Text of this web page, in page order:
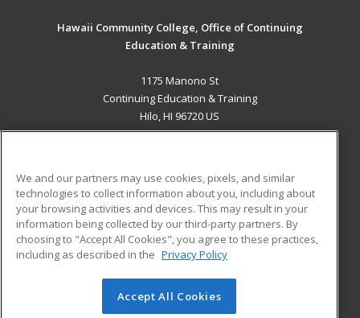
Hawaii Community College, Office of Continuing
Education & Training
1175 Manono St
Continuing Education & Training
Hilo, HI 96720 US
ADDITIONAL RESOURCES
Military
Financial Assistance
Help
Student Blog
© 2026 ed2go, a division of Cengage Learning. All rights
We and our partners may use cookies, pixels, and similar
technologies to collect information about you, including about
your browsing activities and devices. This may result in your
information being collected by our third-party partners. By
choosing to "Accept All Cookies", you agree to these practices,
including as described in the Privacy Policy
Accept All Cookies